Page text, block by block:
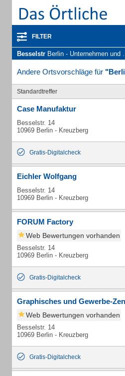
FILTER
Besselstr Berlin - Unternehmen und Personen
Andere Ortsvorschläge für
Standardtreffer
Case Manufaktur
Besselstr. 14
10969 Berlin - Kreuzberg
Gratis-Digitalcheck
Eichler Wolfgang
Besselstr. 14
10969 Berlin - Kreuzberg
FORUM Factory
Web Bewertungen vorhanden
Besselstr. 14
10969 Berlin - Kreuzberg
Gratis-Digitalcheck
Graphisches und Gewerbe-
Web Bewertungen vorhanden
Besselstr. 14
10969 Berlin - Kreuzberg
Gratis-Digitalcheck